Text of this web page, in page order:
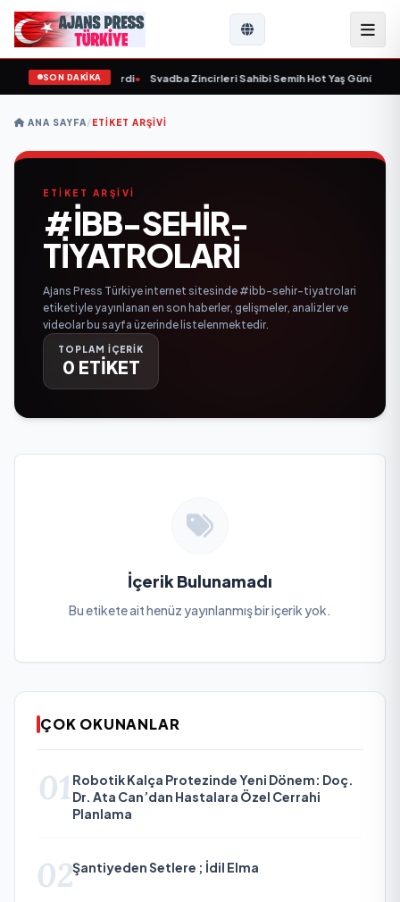
SON DAKİKA
yaşında yaşamını yitirdi• Svadba Zincirleri Sahibi Semih Hot Yaş Gününü
ANA SAYFA/ETIKET ARŞIVI
ETİKET ARŞİVİ
#IBB-SEHIR-
TIYATROLARI
Ajans Press Türkiye internet sitesinde #ibb-sehir-tiyatrolari
etiketiyle yayınlanan en son haberler, gelişmeler, analizler ve
videolar bu sayfa üzerinde listelenmektedir.
TOPLAM İÇERİK
0 ETİKET
İçerik Bulunamadı
Bu etikete ait henüz yayınlanmış bir içerik yok.
ÇOK OKUNANLAR
01 Robotik Kalça Protezinde Yeni Dönem: Doç.
Dr. Ata Can’dan Hastalara Özel Cerrahi
Planlama
02Şantiyeden Setlere ; İdil Elma